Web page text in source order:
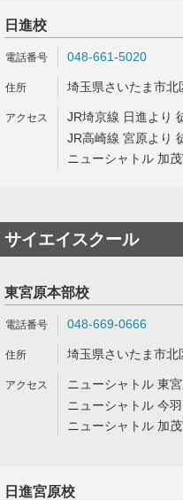
日進校
048-661-5020
埼玉県さいたま市北
JR埼京線 日進より
JR高崎線 宮原より
ニューシャトル 加
サイエイスクール
東宮原本部校
048-669-0666
埼玉県さいたま市北
ニューシャトル 東
ニューシャトル 今
ニューシャトル 加
日進宮原校